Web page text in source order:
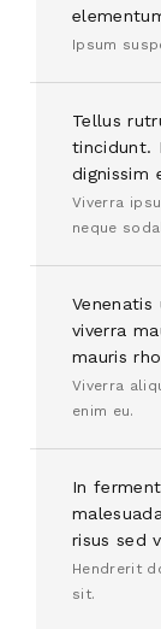
Ipsum
Tellus
tincidunt.
dignissim
Viverra
neque
Venenatis
viverra
mauris
Viverra
enim eu.
In
risus sed
Hendrerit
sit.